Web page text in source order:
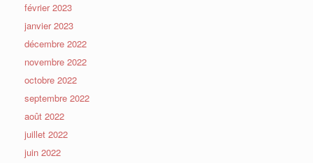
février 2023
janvier 2023
décembre 2022
novembre 2022
octobre 2022
septembre 2022
août 2022
juillet 2022
juin 2022